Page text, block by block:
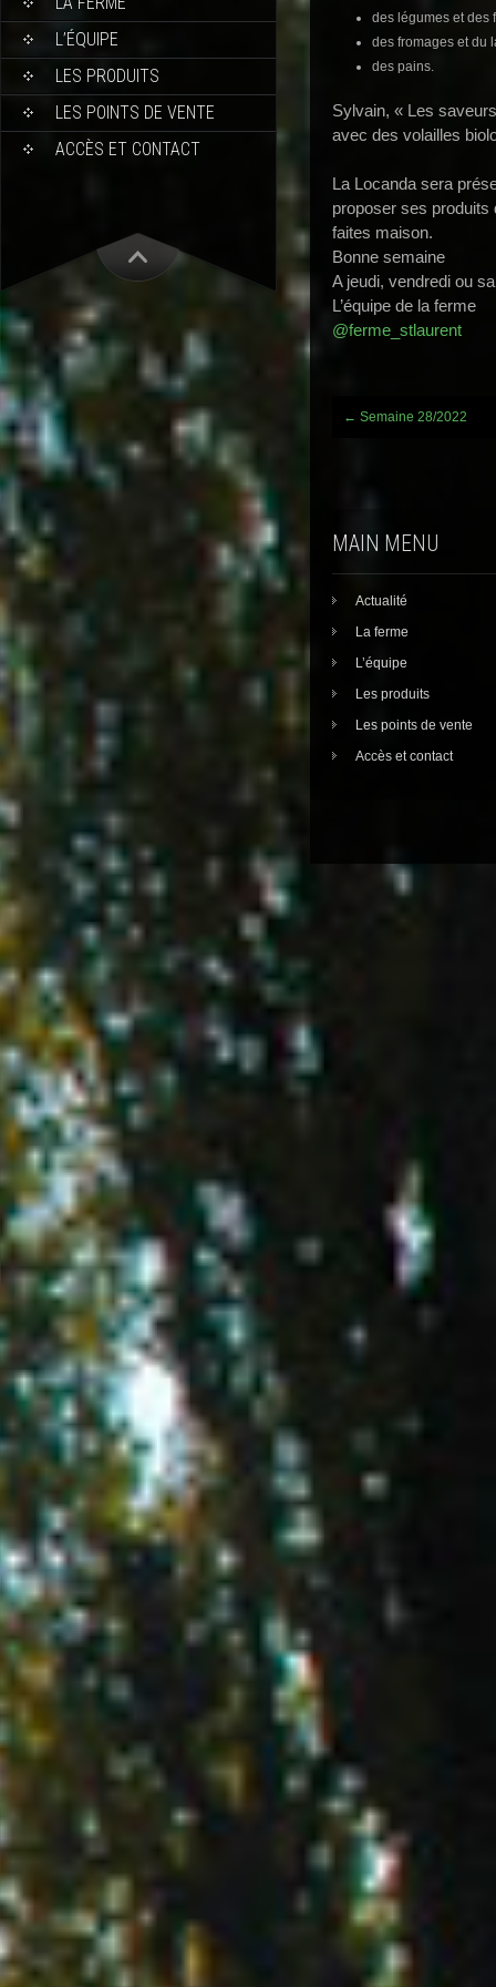
L’ÉQUIPE
LES PRODUITS
LES POINTS DE VENTE
ACCÈS ET CONTACT
des légumes et des
des fromages et du
des pains.
Sylvain, « Les
avec des volailles
La Locanda sera
proposer ses produits
faites maison.
Bonne semaine
A jeudi, vendredi ou
L’équipe de la ferme
@ferme_stlaurent
Post
← Semaine 28/2022
MAIN MENU
Actualité
La ferme
L’équipe
Les produits
Les points de vente
Accès et contact